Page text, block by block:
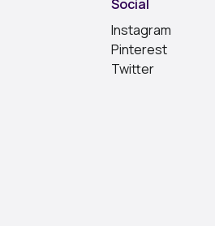
Social
Instagram
Pinterest
Twitter